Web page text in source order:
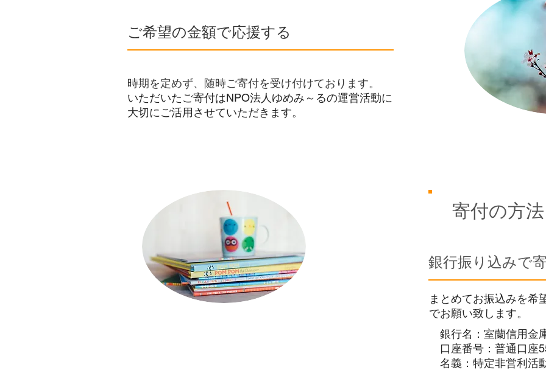
ご希望の金額で応援する
時期を定めず、随時ご寄付を受け付けております。
​いただいたご寄付はNPO法人ゆめみ～るの運営活動に​
大切にご活用させていただきます。
寄付の方法
銀行振り込みで
まとめてお振込みを希
でお願い致します。
銀行名：室蘭信用金
口座番号：普通口座
名義：特定非営利